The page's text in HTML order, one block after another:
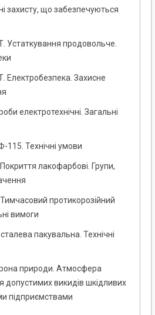
захисту, що забезпечуються
Устаткування продовольче.
Електробезпека. Захисне
електротехнічні. Загальні
115. Технічні умови
лакофарбові. Групи,
протикорозійний
вимоги
пакувальна. Технічні
природи. Атмосфера
допустимих викидів шкідливих
підприємствами